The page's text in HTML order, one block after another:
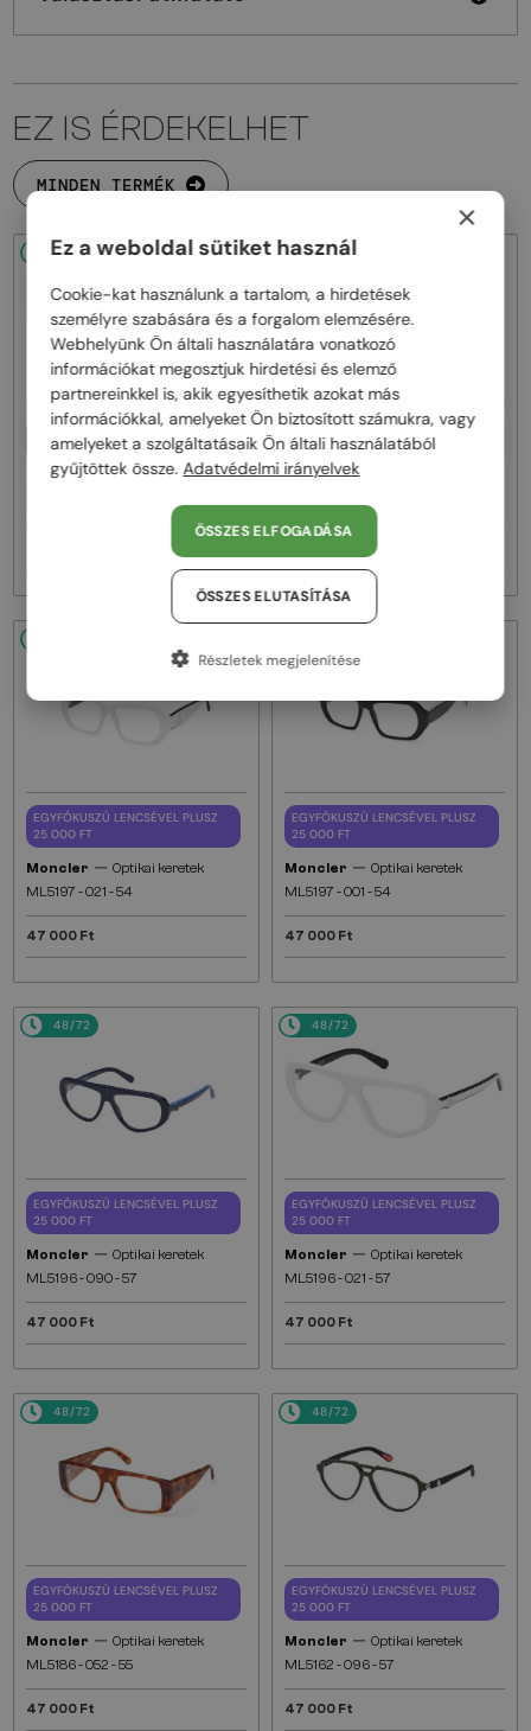
EZ IS ÉRDEKELHET
MINDEN TERMÉK
48/72
EGYFÓKUSZÚ LENCSÉVEL PLUSZ
25 000 FT
Moncler — Optikai keretek
48/72
EGYFÓKUSZÚ LENCSÉVEL PLUSZ
25 000 FT
Moncler—
ML5202 - 036 - 56
EGYFÓKUSZÚ LENCSÉVEL PLUSZ
25 000 FT
Moncler — Optikai keretek
ML5197 - 021 - 54
47 000 Ft
EGYFÓKUSZÚ LENCSÉVEL PLUSZ
25 000 FT
Moncler — Optikai keretek
ML5197 - 001 - 54
47 000 Ft
48/72
EGYFÓKUSZÚ LENCSÉVEL PLUSZ
25 000 FT
Moncler — Optikai keretek
ML5196 - 090 - 57
47 000 Ft
48/72
EGYFÓKUSZÚ LENCSÉVEL PLUSZ
25 000 FT
Moncler — Optikai keretek
ML5196 - 021 - 57
47 000 Ft
48/72
EGYFÓKUSZÚ LENCSÉVEL PLUSZ
25 000 FT
Moncler — Optikai keretek
ML5186 - 052 - 55
47 000 Ft
48/72
EGYFÓKUSZÚ LENCSÉVEL PLUSZ
25 000 FT
Moncler — Optikai keretek
ML5162 - 096 - 57
47 000 Ft
×
Ez a weboldal sütiket használ
Cookie-kat használunk a tartalom, a hirdetések
személyre szabására és a forgalom elemzésére.
Webhelyünk Ön általi használatára vonatkozó
információkat megosztjuk hirdetési és elemző
partnereinkkel is, akik egyesíthetik azokat más
információkkal, amelyeket Ön biztosított számukra, vagy
amelyeket a szolgáltatásaik Ön általi használatából
gyűjtöttek össze.Adatvédelmi irányelvek
ÖSSZES ELFOGADÁSA
ÖSSZES ELUTASÍTÁSA
Részletek megjelenítése